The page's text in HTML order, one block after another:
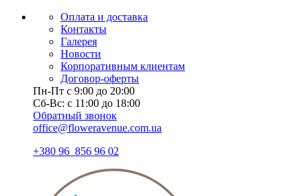
Оплата и доставка
Контакты
Галерея
Новости
Корпоративным клиентам
Договор-оферты
Пн-Пт с 9:00 до 20:00
Сб-Вс: с 11:00 до 18:00
Обратный звонок
office@floweravenue.com.ua
+380 96 856 96 02